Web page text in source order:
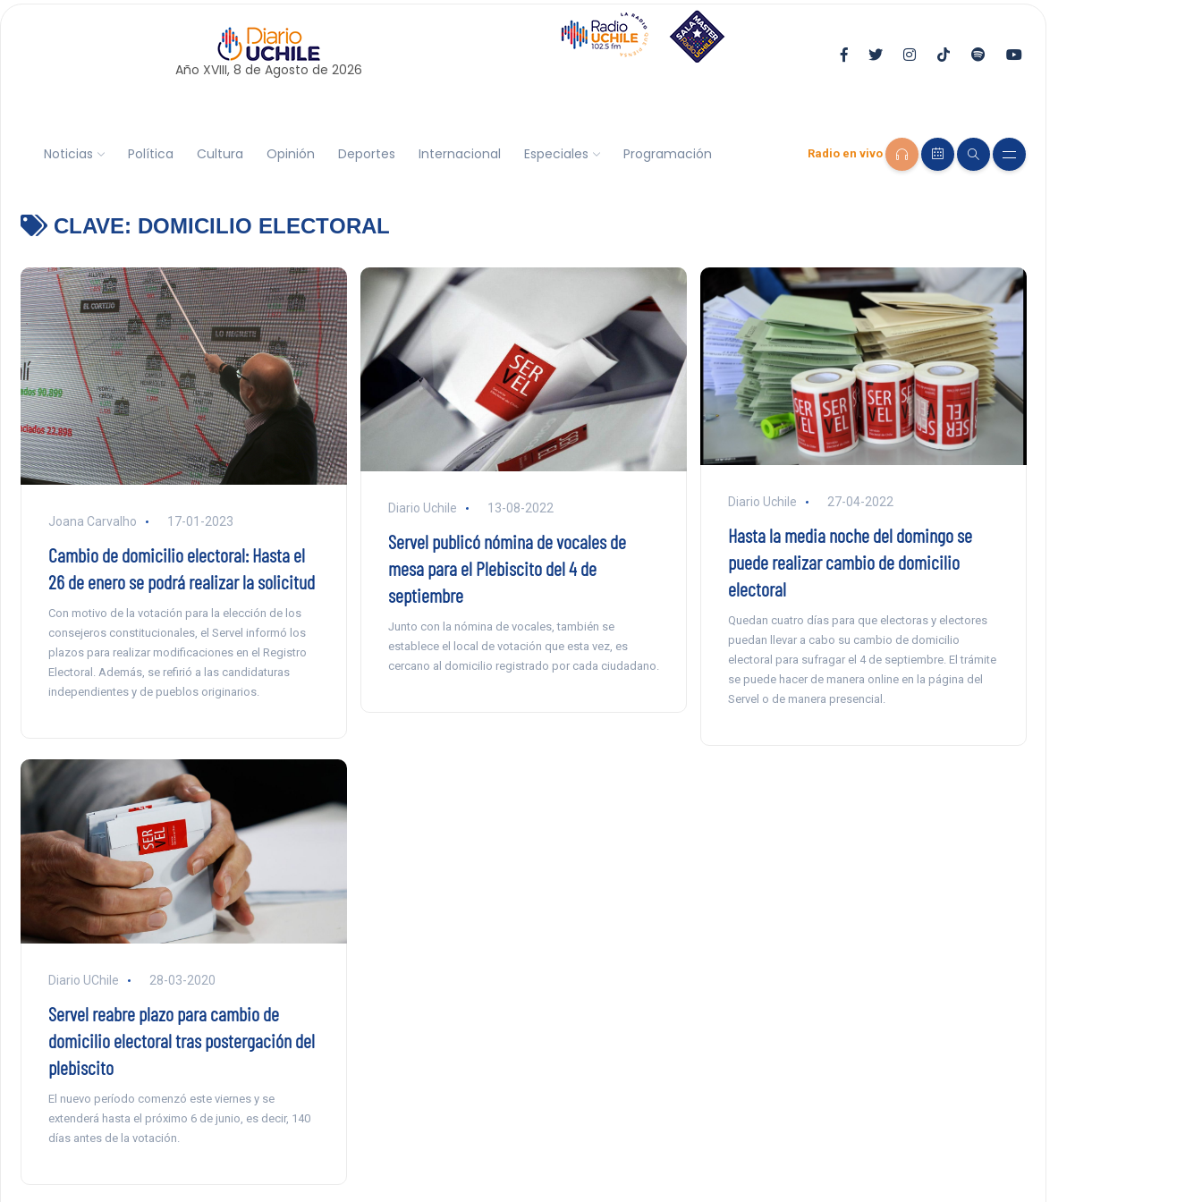
Año XVIII, 8 de Agosto de 2026
Noticias Política Cultura Opinión Deportes Internacional Especiales Programación Radio en vivo
CLAVE: DOMICILIO ELECTORAL
Joana Carvalho 17-01-2023
Cambio de domicilio electoral: Hasta el
26 de enero se podrá realizar la solicitud
Con motivo de la votación para la elección de los
consejeros constitucionales, el Servel informó los
plazos para realizar modificaciones en el Registro
Electoral. Además, se refirió a las candidaturas
independientes y de pueblos originarios.
Diario Uchile 13-08-2022
Servel publicó nómina de vocales de
mesa para el Plebiscito del 4 de
septiembre
Junto con la nómina de vocales, también se
establece el local de votación que esta vez, es
cercano al domicilio registrado por cada ciudadano.
Diario Uchile 27-04-2022
Hasta la media noche del domingo se
puede realizar cambio de domicilio
electoral
Quedan cuatro días para que electoras y electores
puedan llevar a cabo su cambio de domicilio
electoral para sufragar el 4 de septiembre. El trámite
se puede hacer de manera online en la página del
Servel o de manera presencial.
Diario UChile 28-03-2020
Servel reabre plazo para cambio de
domicilio electoral tras postergación del
plebiscito
El nuevo período comenzó este viernes y se
extenderá hasta el próximo 6 de junio, es decir, 140
días antes de la votación.